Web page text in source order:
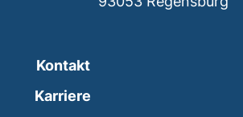
Kontakt
Karriere